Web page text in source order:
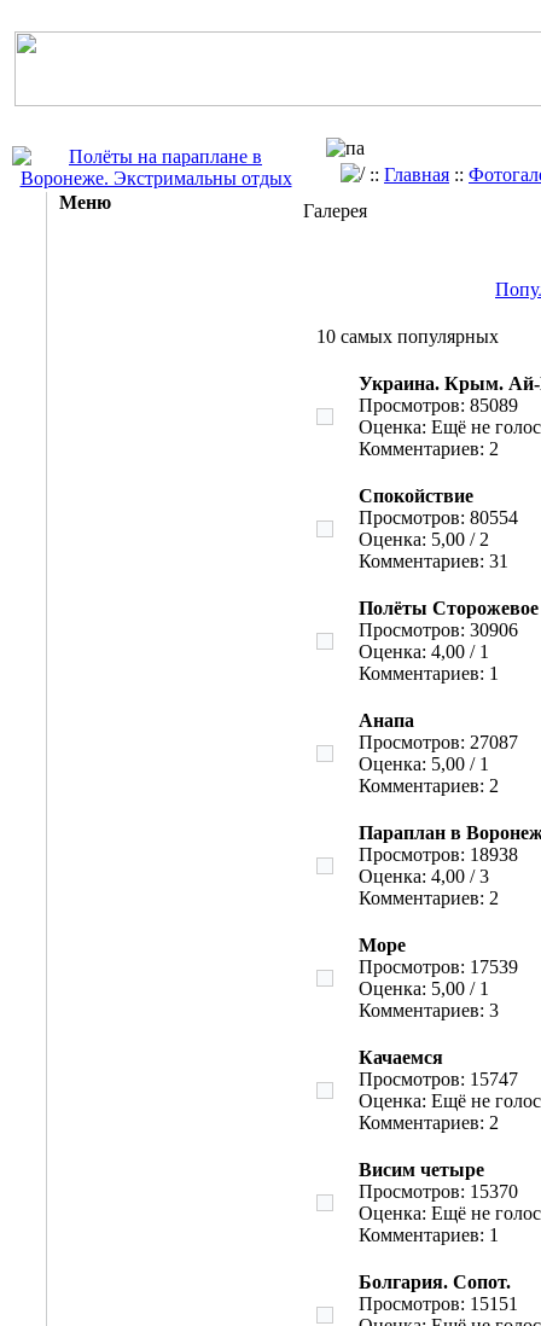
:: Главная ::
Меню
Галерея
10 самых популярных
Украина. Крым. Ай-
Просмотров: 85089
Оценка: Ещё не
Комментариев: 2
Спокойствие
Просмотров: 80554
Оценка: 5,00 / 2
Комментариев: 31
Полёты Сторожевое
Просмотров: 30906
Оценка: 4,00 / 1
Комментариев: 1
Анапа
Просмотров: 27087
Оценка: 5,00 / 1
Комментариев: 2
Параплан в
Просмотров: 18938
Оценка: 4,00 / 3
Комментариев: 2
Море
Просмотров: 17539
Оценка: 5,00 / 1
Комментариев: 3
Качаемся
Просмотров: 15747
Оценка: Ещё не
Комментариев: 2
Висим четыре
Просмотров: 15370
Оценка: Ещё не
Комментариев: 1
Болгария. Сопот.
Просмотров: 15151